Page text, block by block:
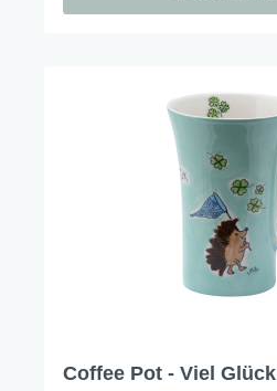
Coffee Pot - Viel Glück